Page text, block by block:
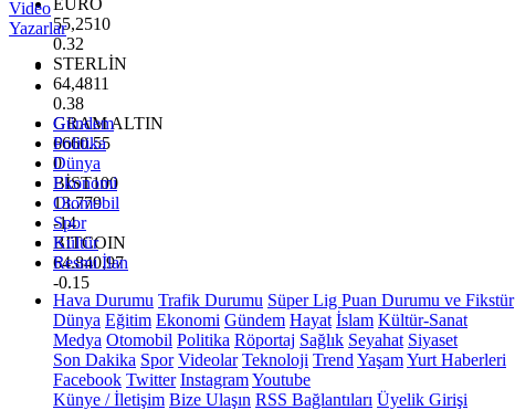
EURO
55,2510
0.32
STERLİN
64,4811
0.38
GRAM ALTIN
6660.55
0
BİST100
13.779
-14
BITCOIN
64.840,97
-0.15
Video
Yazarlar
Gündem
Politika
Dünya
Ekonomi
Otomobil
Spor
Kültür
Resmi İlan
Hava Durumu Trafik Durumu Süper Lig Puan Durumu ve Fikstür
Dünya Eğitim Ekonomi Gündem Hayat İslam Kültür-Sanat
Medya Otomobil Politika Röportaj Sağlık Seyahat Siyaset
Son Dakika Spor Videolar Teknoloji Trend YaşamYurt Haberleri
Facebook Twitter InstagramYoutube
Künye / İletişim Bize Ulaşın RSS Bağlantıları Üyelik Girişi